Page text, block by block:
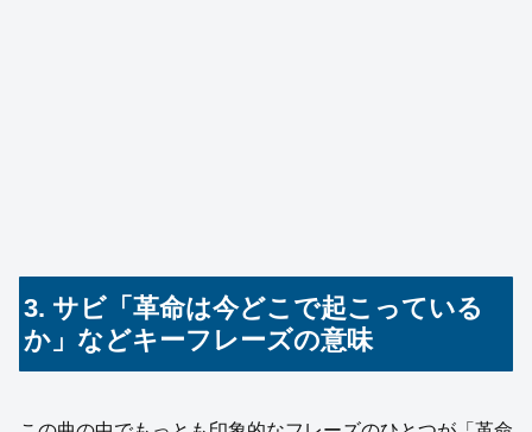
3. サビ「革命は今どこで起こっている
か」などキーフレーズの意味